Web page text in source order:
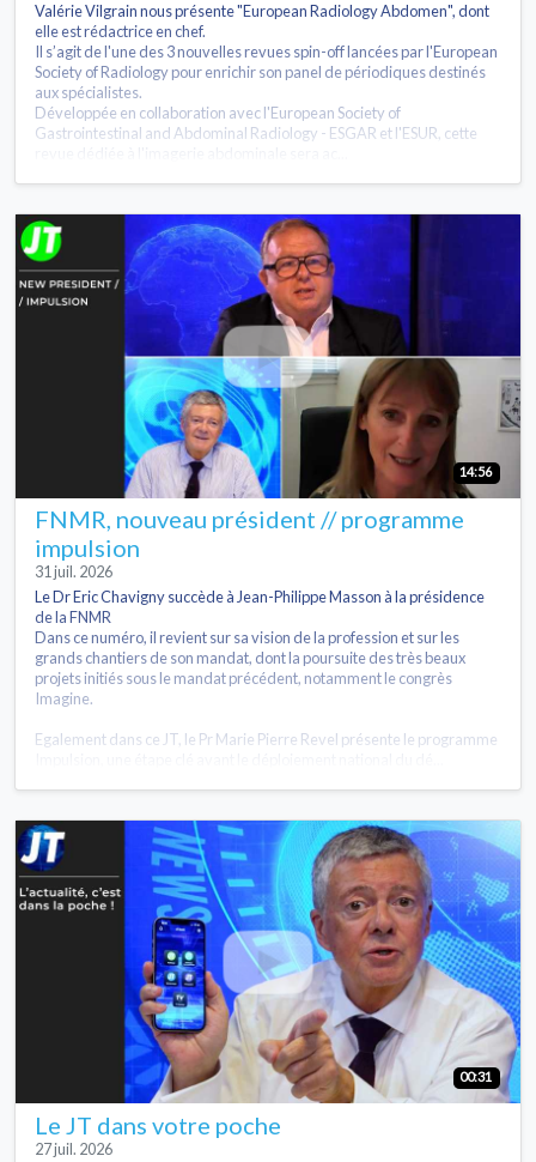
Valérie Vilgrain nous présente "European Radiology Abdomen", dont
elle est rédactrice en chef.
Il s’agit de l'une des 3 nouvelles revues spin-off lancées par l'European
Society of Radiology pour enrichir son panel de périodiques destinés
aux spécialistes.
Développée en collaboration avec l'European Society of
Gastrointestinal and Abdominal Radiology - ESGAR et l'ESUR, cette
14:56
FNMR, nouveau président // programme
impulsion
31 juil. 2026
Le Dr Eric Chavigny succède à Jean-Philippe Masson à la présidence
de la FNMR
Dans ce numéro, il revient sur sa vision de la profession et sur les
grands chantiers de son mandat, dont la poursuite des très beaux
projets initiés sous le mandat précédent, notamment le congrès
Imagine.
Egalement dans ce JT, le Pr Marie Pierre Revel présente le programme
00:31
Le JT dans votre poche
27 juil. 2026